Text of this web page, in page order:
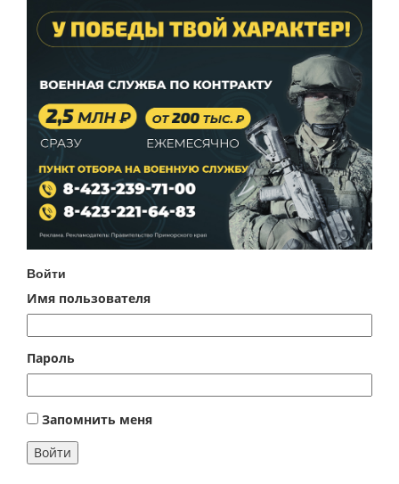
Войти
Имя пользователя
Пароль
Запомнить меня
Войти